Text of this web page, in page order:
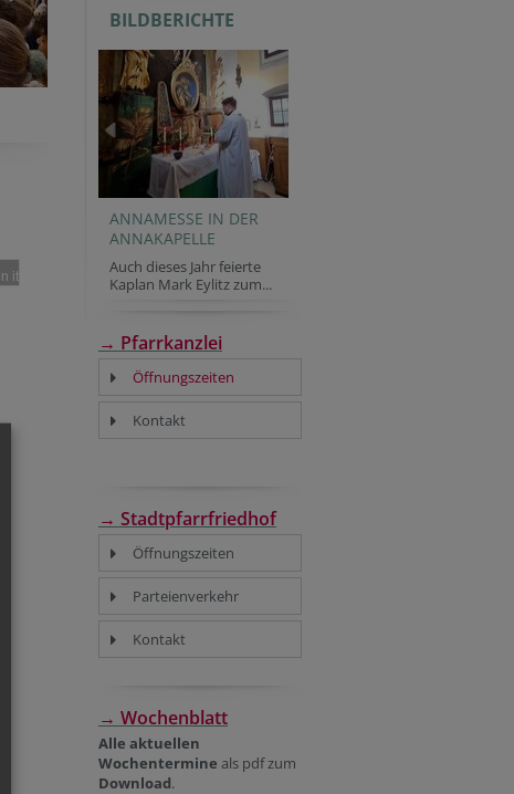
it
BILDBERICHTE
ANNAMESSE IN DER
ANNAKAPELLE
Auch dieses Jahr feierte
Kaplan Mark Eylitz zum...
→ Pfarrkanzlei
Öffnungszeiten
Kontakt
→ Stadtpfarrfriedhof
Öffnungszeiten
Parteienverkehr
Kontakt
→ Wochenblatt
Alle aktuellen
Wochentermine als pdf zum
Download.